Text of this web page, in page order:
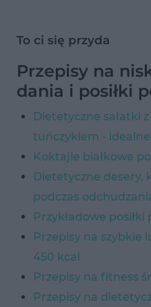
To ci się przyda
Przepisy na
dania i posiłki
Dietetyczne sałatki
tuńczykiem -
Koktajle białkowe
Dietetyczne desery,
podczas
Przykładowe
Przepisy na szybkie
450 kcal
Przepisy na fitness
Przepisy na